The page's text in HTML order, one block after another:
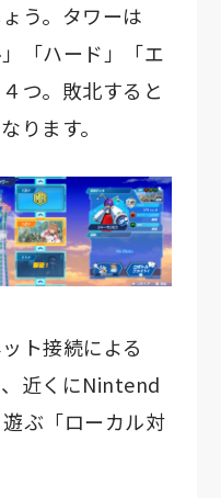
う。タワーは
「ハード」「エ
つ。敗北すると
ります。
ト接続による
、近くにNintend
ぶ「ローカル対